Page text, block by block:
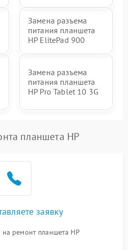
Замена разъема
питания планшета
HP ElitePad 900
Замена разъема
питания планшета
HP Pro Tablet 10 3G
планшета HP
заявку
на ремонт планшета HP